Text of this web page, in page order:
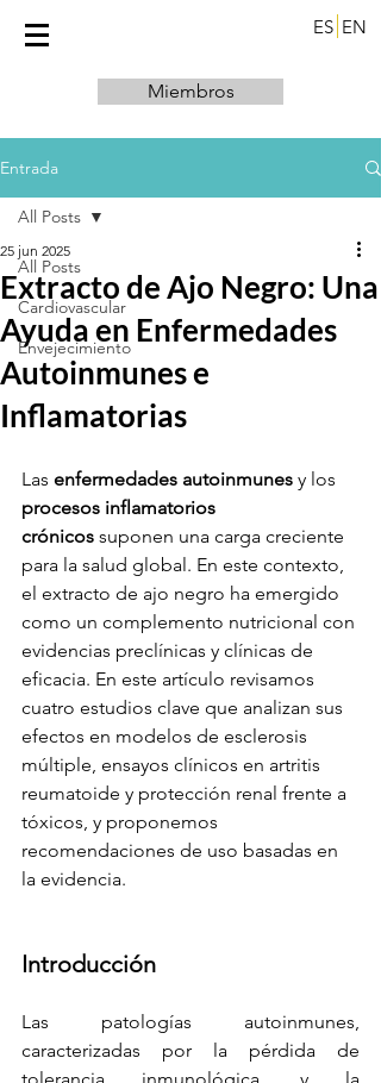
ES EN
Miembros
Entrada
All Posts
Cardiovascular
Envejecimiento
All Posts
Extracto de Ajo Negro: Una
Ayuda en Enfermedades
Autoinmunes e
Inflamatorias
25 jun 2025
Las enfermedades autoinmunes y los
procesos inflamatorios
crónicos suponen una carga creciente
para la salud global. En este contexto,
el extracto de ajo negro ha emergido
como un complemento nutricional con
evidencias preclínicas y clínicas de
eficacia. En este artículo revisamos
cuatro estudios clave que analizan sus
efectos en modelos de esclerosis
múltiple, ensayos clínicos en artritis
reumatoide y protección renal frente a
tóxicos, y proponemos
recomendaciones de uso basadas en
la evidencia.
Introducción
Las patologías autoinmunes,
caracterizadas por la pérdida de